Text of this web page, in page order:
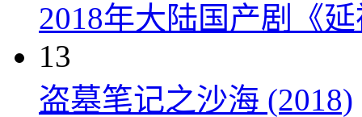
2018年大陆国产剧《
13
盗墓笔记之沙海 (2018)